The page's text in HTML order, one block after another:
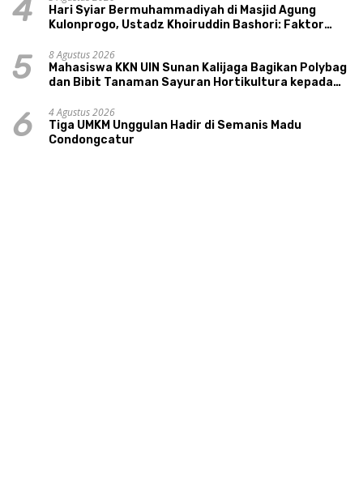
4
Hari Syiar Bermuhammadiyah di Masjid Agung
Kulonprogo, Ustadz Khoiruddin Bashori: Faktor
5
8 Agustus 2026
Mahasiswa KKN UIN Sunan Kalijaga Bagikan Polybag
dan Bibit Tanaman Sayuran Hortikultura kepada
6
4 Agustus 2026
Tiga UMKM Unggulan Hadir di Semanis Madu
Condongcatur